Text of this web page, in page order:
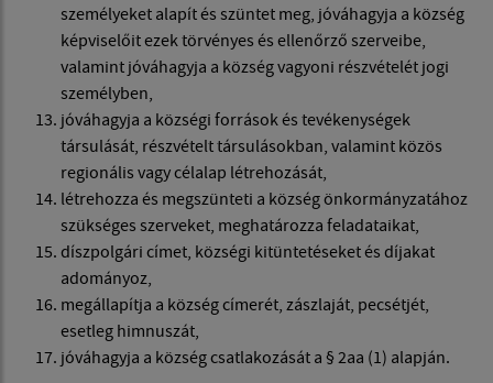
személyeket alapít és szüntet meg, jóváhagyja a község
képviselőit ezek törvényes és ellenőrző szerveibe,
valamint jóváhagyja a község vagyoni részvételét jogi
személyben,
jóváhagyja a községi források és tevékenységek
társulását, részvételt társulásokban, valamint közös
regionális vagy célalap létrehozását,
létrehozza és megszünteti a község önkormányzatához
szükséges szerveket, meghatározza feladataikat,
díszpolgári címet, községi kitüntetéseket és díjakat
adományoz,
megállapítja a község címerét, zászlaját, pecsétjét,
esetleg himnuszát,
jóváhagyja a község csatlakozását a § 2aa (1) alapján.